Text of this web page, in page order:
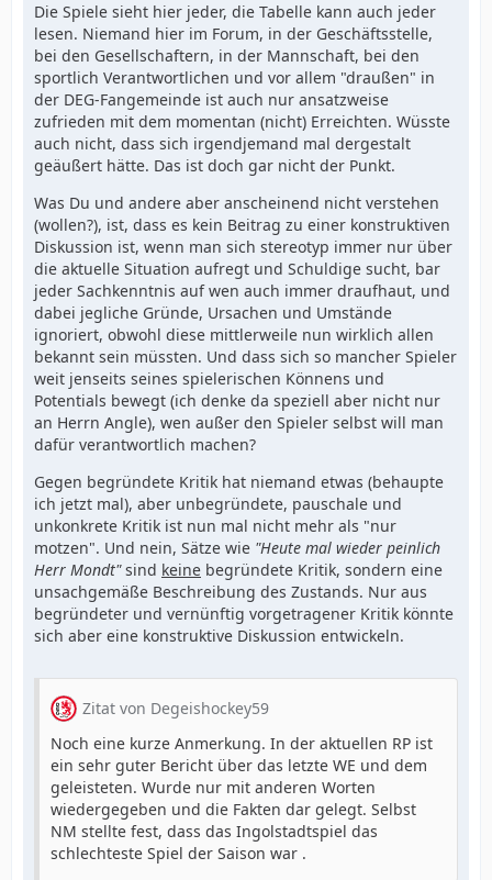
Die Spiele sieht hier jeder, die Tabelle kann auch jeder
lesen. Niemand hier im Forum, in der Geschäftsstelle,
bei den Gesellschaftern, in der Mannschaft, bei den
sportlich Verantwortlichen und vor allem "draußen" in
der DEG-Fangemeinde ist auch nur ansatzweise
zufrieden mit dem momentan (nicht) Erreichten. Wüsste
auch nicht, dass sich irgendjemand mal dergestalt
geäußert hätte. Das ist doch gar nicht der Punkt.
Was Du und andere aber anscheinend nicht verstehen
(wollen?), ist, dass es kein Beitrag zu einer konstruktiven
Diskussion ist, wenn man sich stereotyp immer nur über
die aktuelle Situation aufregt und Schuldige sucht, bar
jeder Sachkenntnis auf wen auch immer draufhaut, und
dabei jegliche Gründe, Ursachen und Umstände
ignoriert, obwohl diese mittlerweile nun wirklich allen
bekannt sein müssten. Und dass sich so mancher Spieler
weit jenseits seines spielerischen Könnens und
Potentials bewegt (ich denke da speziell aber nicht nur
an Herrn Angle), wen außer den Spieler selbst will man
dafür verantwortlich machen?
Gegen begründete Kritik hat niemand etwas (behaupte
ich jetzt mal), aber unbegründete, pauschale und
unkonkrete Kritik ist nun mal nicht mehr als "nur
motzen". Und nein, Sätze wie "Heute mal wieder peinlich
Herr Mondt"sind keine begründete Kritik, sondern eine
unsachgemäße Beschreibung des Zustands. Nur aus
begründeter und vernünftig vorgetragener Kritik könnte
sich aber eine konstruktive Diskussion entwickeln.
Zitat von Degeishockey59
Noch eine kurze Anmerkung. In der aktuellen RP ist
ein sehr guter Bericht über das letzte WE und dem
geleisteten. Wurde nur mit anderen Worten
wiedergegeben und die Fakten dar gelegt. Selbst
NM stellte fest, dass das Ingolstadtspiel das
schlechteste Spiel der Saison war .